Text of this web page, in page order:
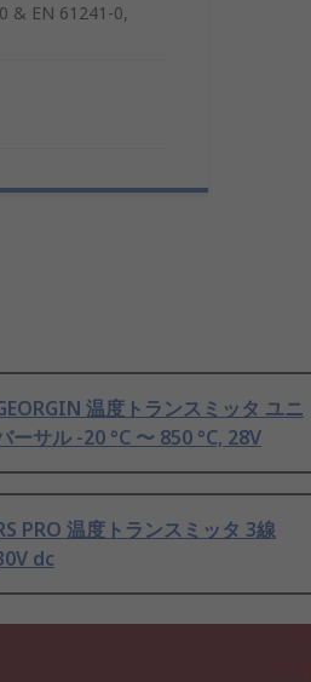
& EN 61241-0,
温度トランスミッタ ユニ
ーサル -20 °C 〜 850 °C, 28V
PRO 温度トランスミッタ 3線
dc